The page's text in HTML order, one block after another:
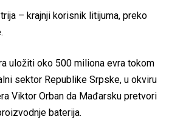
– krajnji korisnik litijuma, preko
uložiti oko 500 miliona evra tokom
sektor Republike Srpske, u okviru
Viktor Orban da Mađarsku pretvori
baterija.